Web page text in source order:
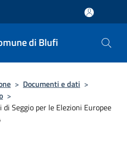
di Blufi
> Documenti e dati >
>
Seggio per le Elezioni Europee